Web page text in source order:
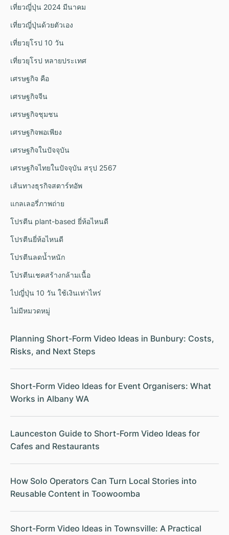
เที่ยวญี่ปุ่น 2024 มีนาคม
เที่ยวญี่ปุ่นด้วยตัวเอง
เที่ยวยุโรป 10 วัน
เที่ยวยุโรป หลายประเทศ
เศรษฐกิจ คือ
เศรษฐกิจจีน
เศรษฐกิจชุมชน
เศรษฐกิจพอเพียง
เศรษฐกิจในปัจจุบัน
เศรษฐกิจไทยในปัจจุบัน สรุป 2567
เส้นทางธุรกิจสตาร์ทอัพ
แกลเลอรี่ภาพถ่าย
โปรตีน plant-based ยี่ห้อไหนดี
โปรตีนยี่ห้อไหนดี
โปรตีนลดน้ำหนัก
โปรตีนเชคสร้างกล้ามเนื้อ
ไปญี่ปุ่น 10 วัน ใช้เงินเท่าไหร่
ไม่มีหมวดหมู่
Planning Short-Form Video Ideas in Bunbury: Costs,
Risks, and Next Steps
Short-Form Video Ideas for Event Organisers: What
Works in Albany WA
Launceston Guide to Short-Form Video Ideas for
Cafes and Restaurants
How Solo Operators Can Turn Local Stories into
Reusable Content in Toowoomba
Short-Form Video Ideas in Townsville: A Practical